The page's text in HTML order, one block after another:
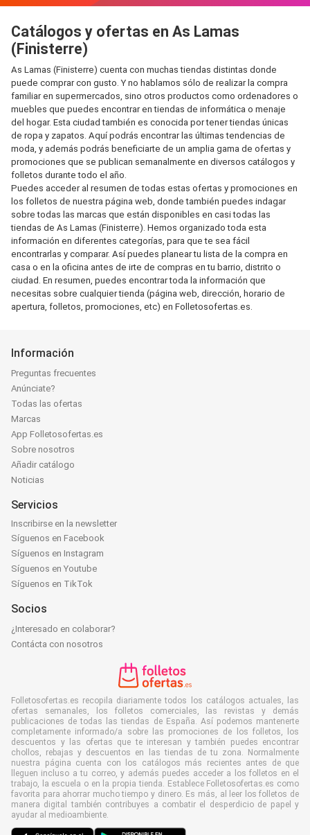
Catálogos y ofertas en As Lamas
(Finisterre)
As Lamas (Finisterre) cuenta con muchas tiendas distintas donde
puede comprar con gusto. Y no hablamos sólo de realizar la compra
familiar en supermercados, sino otros productos como ordenadores o
muebles que puedes encontrar en tiendas de informática o menaje
del hogar. Esta ciudad también es conocida por tener tiendas únicas
de ropa y zapatos. Aquí podrás encontrar las últimas tendencias de
moda, y además podrás beneficiarte de un amplia gama de ofertas y
promociones que se publican semanalmente en diversos catálogos y
folletos durante todo el año.
Puedes acceder al resumen de todas estas ofertas y promociones en
los folletos de nuestra página web, donde también puedes indagar
sobre todas las marcas que están disponibles en casi todas las
tiendas de As Lamas (Finisterre). Hemos organizado toda esta
información en diferentes categorías, para que te sea fácil
encontrarlas y comparar. Así puedes planear tu lista de la compra en
casa o en la oficina antes de irte de compras en tu barrio, distrito o
ciudad. En resumen, puedes encontrar toda la información que
necesitas sobre cualquier tienda (página web, dirección, horario de
apertura, folletos, promociones, etc) en Folletosofertas.es.
Información
Preguntas frecuentes
Anúnciate?
Todas las ofertas
Marcas
App Folletosofertas.es
Sobre nosotros
Añadir catálogo
Noticias
Servicios
Inscribirse en la newsletter
Síguenos en Facebook
Síguenos en Instagram
Síguenos en Youtube
Síguenos en TikTok
Socios
¿Interesado en colaborar?
Contácta con nosotros
Folletosofertas.es recopila diariamente todos los catálogos actuales, las
ofertas semanales, los folletos comerciales, las revistas y demás
publicaciones de todas las tiendas de España. Así podemos mantenerte
completamente informado/a sobre las promociones de los folletos, los
descuentos y las ofertas que te interesan y también puedes encontrar
chollos, rebajas y descuentos en las tiendas de tu zona. Normalmente
nuestra página cuenta con los catálogos más recientes antes de que
lleguen incluso a tu correo, y además puedes acceder a los folletos en el
trabajo, la escuela o en la propia tienda. Establece Folletosofertas.es como
favorita para ahorrar mucho tiempo y dinero. Es más, al leer los folletos de
manera digital también contribuyes a combatir el desperdicio de papel y
ayudar al medioambiente.